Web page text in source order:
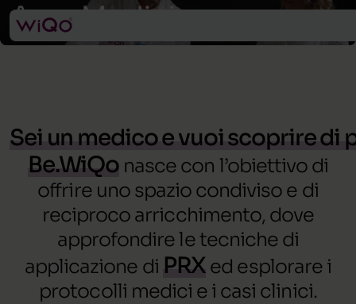
Area Medici
Sei un medico e vuoi scoprire di
Be.WiQo nasce con l’obiettivo di
offrire uno spazio condiviso e di
reciproco arricchimento, dove
approfondire le tecniche di
applicazione di PRX ed esplorare i
protocolli medici e i casi clinici.